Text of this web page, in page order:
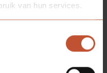
van hun services.